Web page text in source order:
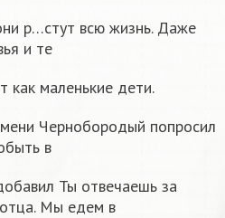
р…стут всю жизнь. Даже
и те
маленькие дети.
Чернобородый попросил
в
Ты отвечаешь за
Мы едем в